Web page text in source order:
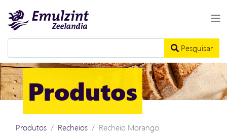
Pesquisar
Produtos
Produtos Recheios Recheio Morango